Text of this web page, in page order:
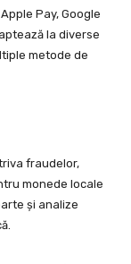
Pay, Google
la diverse
metode de
fraudelor,
monede locale
și analize